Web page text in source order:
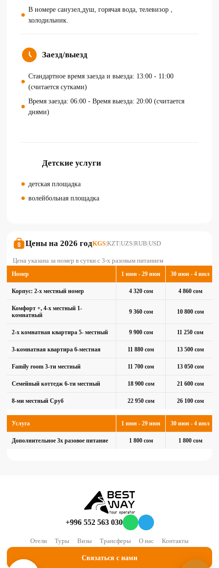
В номере санузел,душ, горячая вода, телевизор ,
холодильник.
Заезд/выезд
Стандартное время заезда и выезда: 13:00 - 11:00
(считается сутками)
Время заезда: 06:00 - Время выезда: 20:00 (считается
днями)
Детские услуги
детская площадка
волейбольная площадка
Цены на 2026 годKGS|KZT|UZS|RUB|USD
Цена указана за номер в сутки с 3-х разовым питанием
Номер 1 июн - 29 июн 30 июн - 4 июл
Корпус: 2-х местный номер 4 320 сом 4 860 сом
Комфорт +, 4-х местный 1-
комнатный
9 360 сом 10 800 сом
2-х комнатная квартира 5- местный 9 900 сом 11 250 сом
3-комнатная квартира 6-местная 11 880 сом 13 500 сом
Family room 3-ти местный 11 700 сом 13 050 сом
Семейный коттедж 6-ти местный 18 900 сом 21 600 сом
8-ми местный Сруб 22 950 сом 26 100 сом
Услуга 1 июн - 29 июн 30 июн - 4 июл
Дополнительное 3х разовое питание 1 800 сом 1 800 сом
+996 552 563 030
Отели Туры Визы Трансферы О нас Контакты
Связаться с нами